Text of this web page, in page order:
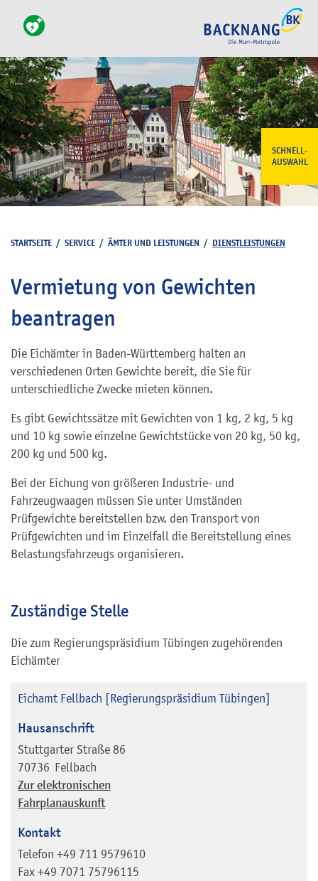
SCHNELL-
AUSWAHL
STARTSEITE / SERVICE / ÄMTER UND LEISTUNGEN / DIENSTLEISTUNGEN
Vermietung von Gewichten
beantragen
Die Eichämter in Baden-Württemberg halten an
verschiedenen Orten Gewichte bereit, die Sie für
unterschiedliche Zwecke mieten können.
Es gibt Gewichtssätze mit Gewichten von 1 kg, 2 kg, 5 kg
und 10 kg sowie einzelne Gewichtstücke von 20 kg, 50 kg,
200 kg und 500 kg.
Bei der Eichung von größeren Industrie- und
Fahrzeugwaagen müssen Sie unter Umständen
Prüfgewichte bereitstellen bzw. den Transport von
Prüfgewichten und im Einzelfall die Bereitstellung eines
Belastungsfahrzeugs organisieren.
Zuständige Stelle
Die zum Regierungspräsidium Tübingen zugehörenden
Eichämter
Eichamt Fellbach [Regierungspräsidium Tübingen]
Hausanschrift
Stuttgarter Straße 86
70736 Fellbach
Zur elektronischen
Fahrplanauskunft
Kontakt
Telefon +49 711 9579610
Fax +49 7071 75796115